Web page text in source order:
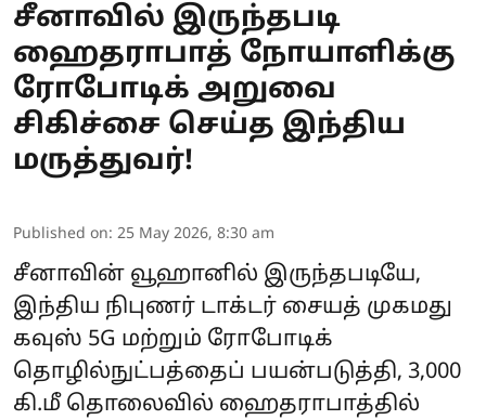
சீனாவில் இருந்தபடி
ஹைதராபாத் நோயாளிக்கு
ரோபோடிக் அறுவை
சிகிச்சை செய்த இந்திய
மருத்துவர்!
Published on: 25 May 2026, 8:30 am
சீனாவின் வூஹானில் இருந்தபடியே,
இந்திய நிபுணர் டாக்டர் சையத் முகமது
கவுஸ் 5G மற்றும் ரோபோடிக்
தொழில்நுட்பத்தைப் பயன்படுத்தி, 3,000
கி.மீ தொலைவில் ஹைதராபாத்தில்